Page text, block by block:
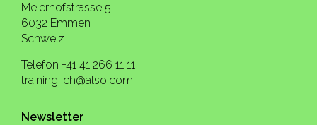
Meierhofstrasse 5
6032 Emmen
Schweiz
Telefon +41 41 266 11 11
training-ch@also.com
Newsletter